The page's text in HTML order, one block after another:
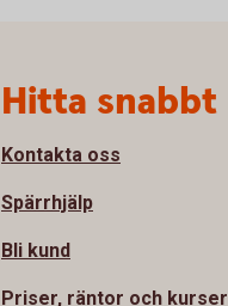
Hitta snabbt
Kontakta oss
Spärrhjälp
Bli kund
Priser, räntor och kurser